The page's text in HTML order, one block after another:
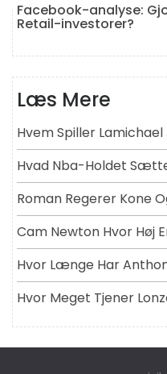
Facebook-analyse:
Retail-investorer?
Læs Mere
Hvem Spiller
Hvad Nba-Holdet
Roman Regerer Kone
Cam Newton Hvor Høj
Hvor Længe Har
Hvor Meget Tjener